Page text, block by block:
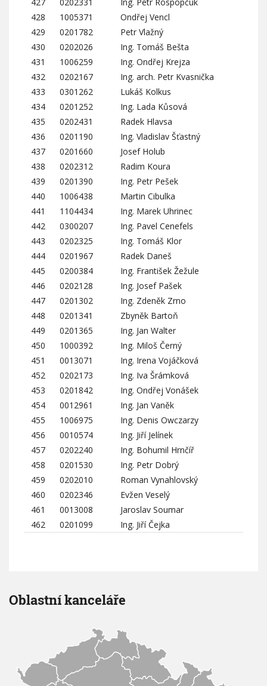
428
1005371
Ondřej Vencl
429
0201782
Petr Vlažný
430
0202026
Ing. Tomáš Bešta
431
1006259
Ing. Ondřej Krejza
432
0202167
Ing. arch. Petr Kvasnička
433
0301262
Lukáš Kolkus
434
0201252
Ing. Lada Kůsová
435
0202431
Radek Hlavsa
436
0201190
Ing. Vladislav Šťastný
437
0201660
Josef Holub
438
0202312
Radim Koura
439
0201390
Ing. Petr Pešek
440
1006438
Martin Cibulka
441
1104434
Ing. Marek Uhrinec
442
0300207
Ing. Pavel Cenefels
443
0202325
Ing. Tomáš Klor
444
0201967
Radek Daneš
445
0200384
Ing. František Žežule
446
0202128
Ing. Josef Pašek
447
0201302
Ing. Zdeněk Zrno
448
0201341
Zbyněk Bartoň
449
0201365
Ing. Jan Walter
450
1000392
Ing. Miloš Černý
451
0013071
Ing. Irena Vojáčková
452
0202173
Ing. Iva Šrámková
453
0201842
Ing. Ondřej Vonášek
454
0012961
Ing. Jan Vaněk
455
1006975
Ing. Denis Owczarzy
456
0010574
Ing. Jiří Jelínek
457
0202240
Ing. Bohumil Hrnčíř
458
0201530
Ing. Petr Dobrý
459
0202010
Roman Vynahlovský
460
0202346
Evžen Veselý
461
0013008
Jaroslav Soumar
462
0201099 Ing. Jiří Čejka
Oblastní kanceláře